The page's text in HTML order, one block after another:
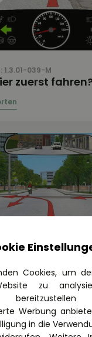
1.3.01-039-M
zuerst
1.3.01-042-M
ist
Cookies, um
zu
Werbung
in die